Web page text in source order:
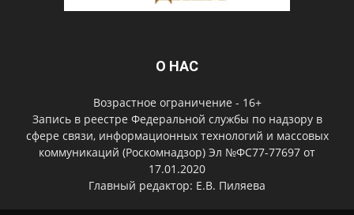
О НАС
Возрастное ограничение - 16+
Запись в реестре Федеральной службы по надзору в
сфере связи, информационных технологий и массовых
коммуникаций (Роскомнадзор) Эл №ФС77-77697 от
17.01.2020
Главный редактор: Е.В. Пиляева